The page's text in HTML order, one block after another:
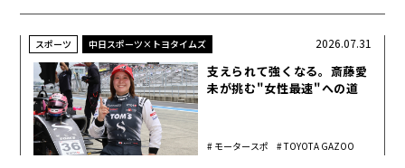
スポーツ 中日スポーツ×トヨタイムズ
支えられて強くなる。斎藤愛
未が挑む"女性最速"への道
モータースポ
TOYOTA GAZOO
2026.07.31